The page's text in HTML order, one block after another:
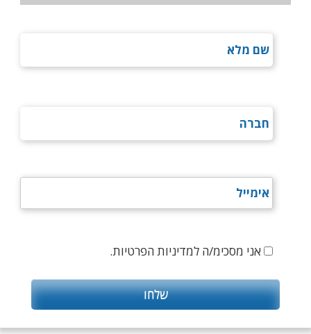
אני מסכימ/ה למדיניות הפרטיות.